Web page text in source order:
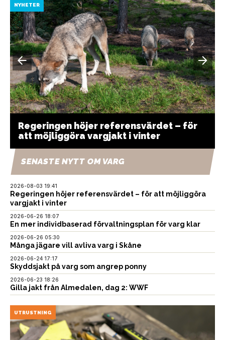
NYHETER
Regeringen höjer referensvärdet – för
att möjliggöra vargjakt i vinter
SENASTE NYTT OM VARG
2026-08-03 19:41
Regeringen höjer referensvärdet – för att möjliggöra
vargjakt i vinter
2026-06-26 18:07
En mer individbaserad förvaltningsplan för varg klar
2026-06-26 05:30
Många jägare vill avliva varg i Skåne
2026-06-24 17:17
Skyddsjakt på varg som angrep ponny
2026-06-23 18:26
Gilla jakt från Almedalen, dag 2: WWF
UTRUSTNING